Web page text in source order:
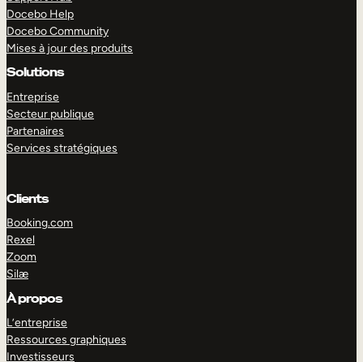
Docebo Help
Docebo Community
Mises à jour des produits
Solutions
Entreprise
Secteur publique
Partenaires
Services stratégiques
Clients
Booking.com
Rexel
Zoom
Silæ
À propos
L’entreprise
Ressources graphiques
Investisseurs